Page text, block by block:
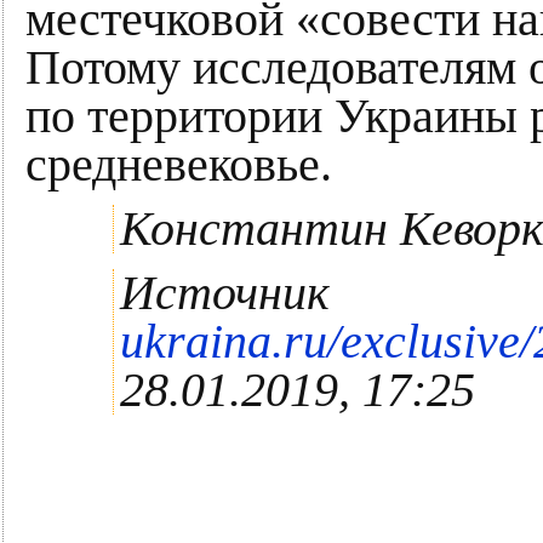
местечковой «совести
Потому исследователям
по территории Украины
средневековье.
Константин
Источник
ukraina.ru/
28.01.2019, 17:25